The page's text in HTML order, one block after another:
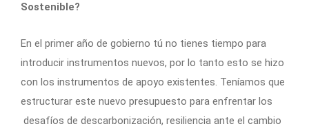
Sostenible?
En el primer año de gobierno tú no tienes tiempo para
introducir instrumentos nuevos, por lo tanto esto se hizo
con los instrumentos de apoyo existentes. Teníamos que
estructurar este nuevo presupuesto para enfrentar los
desafíos de descarbonización, resiliencia ante el cambio